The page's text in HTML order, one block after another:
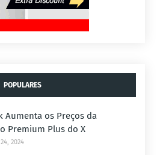
POPULARES
Aumenta os Preços da
Premium Plus do X
2024